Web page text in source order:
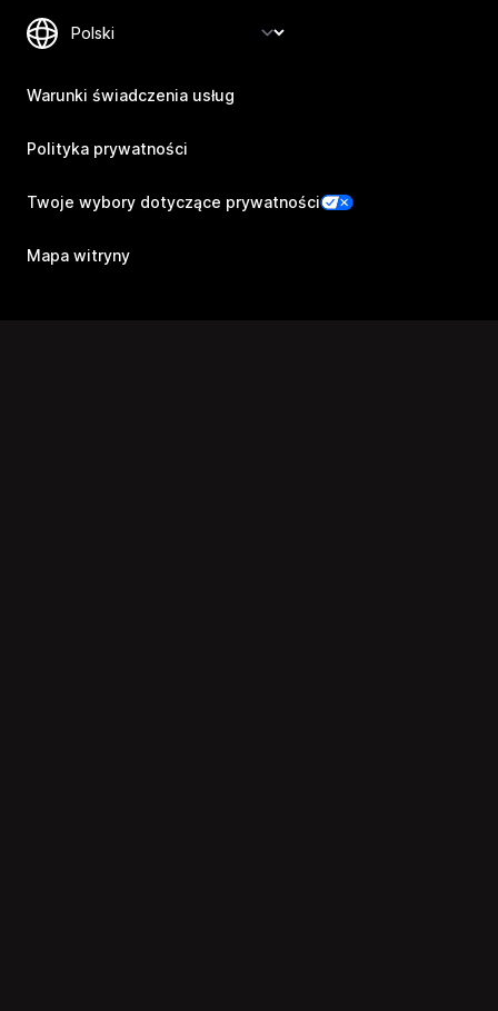
Warunki świadczenia usług
Polityka prywatności
Twoje wybory dotyczące prywatności
Mapa witryny